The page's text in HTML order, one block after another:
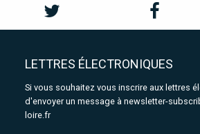
LETTRES ÉLECTRONIQUES
Si vous souhaitez vous inscrire aux lettres
d'envoyer un message à newsletter-
loire.fr